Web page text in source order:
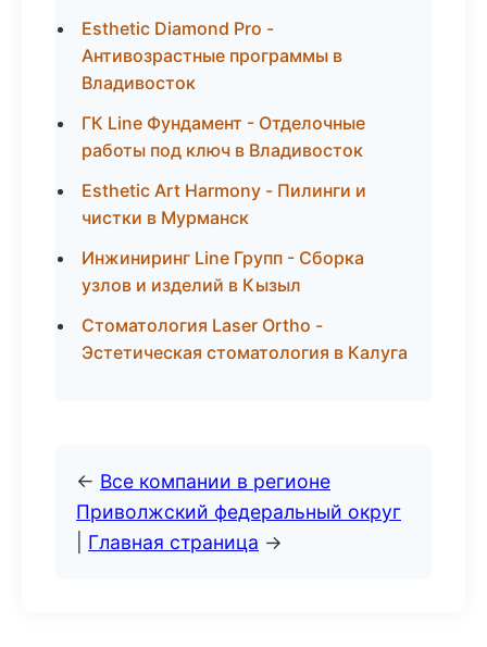
Esthetic Diamond Pro -
Антивозрастные программы в
Владивосток
ГК Line Фундамент - Отделочные
работы под ключ в Владивосток
Esthetic Art Harmony - Пилинги и
чистки в Мурманск
Инжиниринг Line Групп - Сборка
узлов и изделий в Кызыл
Стоматология Laser Ortho -
Эстетическая стоматология в Калуга
← Все компании в регионе
Приволжский федеральный округ
Главная страница →